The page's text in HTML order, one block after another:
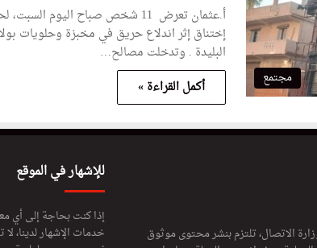
مجتمع
أ.عثمان تعرض 11 شخص صباح اليوم
إختناق إثر اندلاع حريق في مخبزة وحلويات
البليدة . وتدخلت مصالح…
أكمل القراءة »
الاتصال، تلتزم بنشر محتوى موثوق
للإشهار في الموقع
إذا كنت بحاجة إلى أي
خدمات الإشهار لدينا، لا